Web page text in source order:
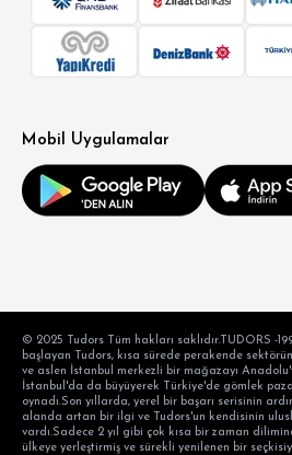
Mobil Uygulamalar
© 2025 Tudors Tüm hakları saklıdır.TUDORS -
başlayan Tudors, kısa sürede perakende
ve aslen İstanbul merkezli bir mağazayı
İstanbul'da da büyüyerek Türkiye'de gömlek
oynadı.Son yıllarda, yerel bir başarı serisinin
alanda artan bir ilgi ve Tudors'un kendisinin
vardı.Sadece 2 yıl gibi çok kısa bir zaman
ülkeye yerleştirmiş ve sürekli yenilenen bir